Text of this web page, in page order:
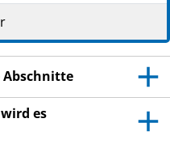
sorgfältig
dieses
sie enthält wichtige
auf. Vielleicht
lesen.
Abschnitte
es